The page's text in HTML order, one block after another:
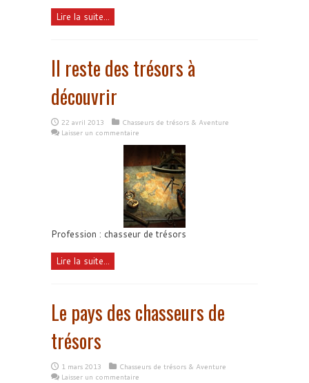
Lire la suite...
Il reste des trésors à
découvrir
22 avril 2013
Chasseurs de trésors & Aventure
Laisser un commentaire
Profession : chasseur de trésors
Lire la suite...
Le pays des chasseurs de
trésors
1 mars 2013
Chasseurs de trésors & Aventure
Laisser un commentaire